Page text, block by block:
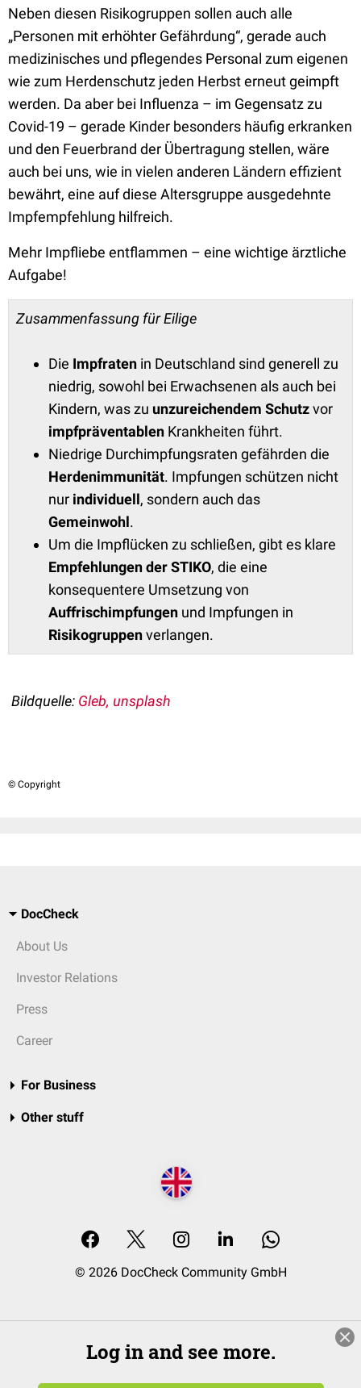
Neben diesen Risikogruppen sollen auch alle
„Personen mit erhöhter Gefährdung“, gerade auch
medizinisches und pflegendes Personal zum eigenen
wie zum Herdenschutz jeden Herbst erneut geimpft
werden. Da aber bei Influenza – im Gegensatz zu
Covid-19 – gerade Kinder besonders häufig erkranken
und den Feuerbrand der Übertragung stellen, wäre
auch bei uns, wie in vielen anderen Ländern effizient
bewährt, eine auf diese Altersgruppe ausgedehnte
Impfempfehlung hilfreich.
Mehr Impfliebe entflammen – eine wichtige ärztliche
Aufgabe!
Zusammenfassung für Eilige
Die Impfraten in Deutschland sind generell zu
niedrig, sowohl bei Erwachsenen als auch bei
Kindern, was zu unzureichendem Schutzvor
impfpräventablen Krankheiten führt.
Niedrige Durchimpfungsraten gefährden die
Herdenimmunität. Impfungen schützen nicht
nur individuell, sondern auch das
Gemeinwohl.
Um die Impflücken zu schließen, gibt es klare
Empfehlungen der STIKO, die eine
konsequentere Umsetzung von
Auffrischimpfungen und Impfungen in
Risikogruppenverlangen.
Bildquelle: Gleb, unsplash
© Copyright
DocCheck
About Us
Investor Relations
Press
Career
For Business
Other stuff
© 2026 DocCheck Community GmbH
Log in and see more.